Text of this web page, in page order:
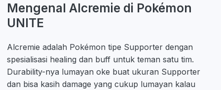
Mengenal Alcremie di Pokémon
UNITE
Alcremie adalah Pokémon tipe Supporter dengan
spesialisasi healing dan buff untuk teman satu tim.
Durability-nya lumayan oke buat ukuran Supporter
dan bisa kasih damage yang cukup lumayan kalau